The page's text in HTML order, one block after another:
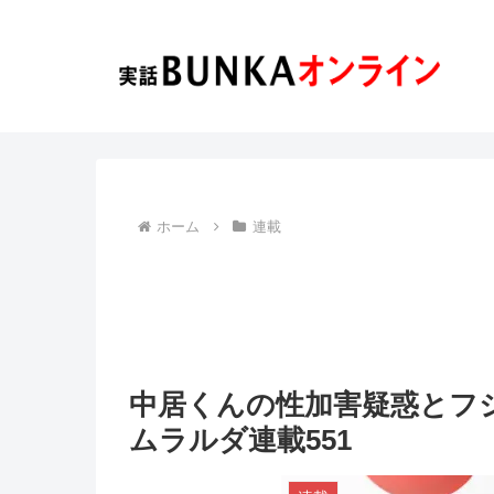
ホーム 連載
中居くんの性加害疑惑と
ムラルダ連載551